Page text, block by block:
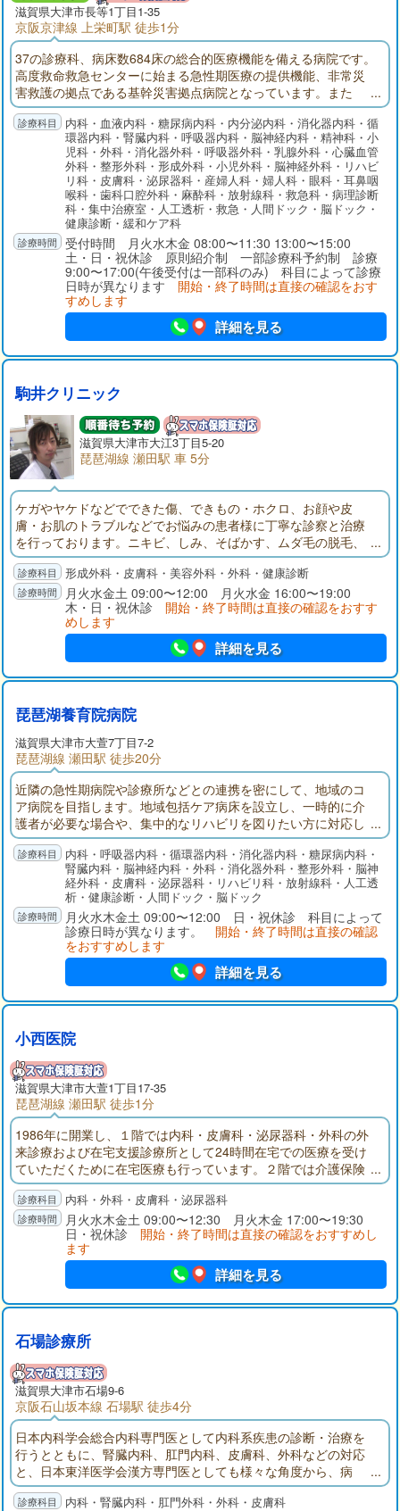
滋賀県大津市長等1丁目1-35
京阪京津線 上栄町駅 徒歩1分
37の診療科、病床数684床の総合的医療機能を備える病院です。
高度救命救急センターに始まる急性期医療の提供機能、非常災
害救護の拠点である基幹災害拠点病院となっています。また
「地域医療支援病院」「がん診療連携拠点病院」の承認・指定
を受けています。内科・血液内科・糖尿病内科・内分泌内科・消化器内科・循
環器内科・腎臓内科・呼吸器内科・脳神経内科・精神科・小
児科・外科・消化器外科・呼吸器外科・乳腺外科・心臓血管
外科・整形外科・形成外科・小児外科・脳神経外科・リハビ
リ科・皮膚科・泌尿器科・産婦人科・婦人科・眼科・耳鼻咽
喉科・歯科口腔外科・麻酔科・放射線科・救急科・病理診断
科・集中治療室・人工透析・救急・人間ドック・脳ドック・
健康診断・緩和ケア科
受付時間 月火水木金 08:00〜11:30 13:00〜15:00
土・日・祝休診 原則紹介制 一部診療科予約制 診療
9:00〜17:00(午後受付は一部科のみ) 科目によって診療
日時が異なります 開始・終了時間は直接の確認をおす
すめします
詳細を見る
駒井クリニック
滋賀県大津市大江3丁目5-20
琵琶湖線 瀬田駅 車 5分
ケガやヤケドなどでできた傷、できもの・ホクロ、お顔や皮
膚・お肌のトラブルなどでお悩みの患者様に丁寧な診察と治療
を行っております。ニキビ、しみ、そばかす、ムダ毛の脱毛、
しわ、わきが、うおのめ・たこ、刺青の除去、ボトックス、ヒ
アルロン酸注入、ピアスなども対応しておりますので、お気軽
にご相談ください。
形成外科・皮膚科・美容外科・外科・健康診断
月火水金土 09:00〜12:00 月火水金 16:00〜19:00
木・日・祝休診 開始・終了時間は直接の確認をおすす
めします
詳細を見る
琵琶湖養育院病院
滋賀県大津市大萱7丁目7-2
琵琶湖線 瀬田駅 徒歩20分
近隣の急性期病院や診療所などとの連携を密にして、地域のコ
ア病院を目指します。地域包括ケア病床を設立し、一時的に介
護者が必要な場合や、集中的なリハビリを図りたい方に対応し
ています。外来診療では、脳卒中･高血圧･心不全･糖尿病･脂質
異常症･胃十二指腸潰瘍･腸疾患を中心とし、他にも皮膚科･整形
外科･泌尿器科も行っています。華頂会グループでは、在宅支援
を目的とした、居宅介護支援相談室、訪問看護ステーション、
訪問リハビリステーションの活動も行っております。
内科・呼吸器内科・循環器内科・消化器内科・糖尿病内科・
腎臓内科・脳神経内科・外科・消化器外科・整形外科・脳神
経外科・皮膚科・泌尿器科・リハビリ科・放射線科・人工透
析・健康診断・人間ドック・脳ドック
月火水木金土 09:00〜12:00 日・祝休診 科目によって
診療日時が異なります。 開始・終了時間は直接の確認
をおすすめします
詳細を見る
小西医院
滋賀県大津市大萱1丁目17-35
琵琶湖線 瀬田駅 徒歩1分
1986年に開業し、１階では内科・皮膚科・泌尿器科・外科の外
来診療および在宅支援診療所として24時間在宅での医療を受け
ていただくために在宅医療も行っています。２階では介護保険
による通所介護事業として、医療法人輝生会老人デイサービス
を開設しています。また、在宅での介護をお手伝いするため介
護保険事業も行っております。
内科・外科・皮膚科・泌尿器科
月火水木金土 09:00〜12:30 月火木金 17:00〜19:30
日・祝休診 開始・終了時間は直接の確認をおすすめし
ます
詳細を見る
石場診療所
滋賀県大津市石場9-6
京阪石山坂本線 石場駅 徒歩4分
日本内科学会総合内科専門医として内科系疾患の診断・治療を
行うとともに、腎臓内科、肛門内科、皮膚科、外科などの対応
と、日本東洋医学会漢方専門医としても様々な角度から、病
気・疾患に対応しております。
内科・腎臓内科・肛門外科・外科・皮膚科